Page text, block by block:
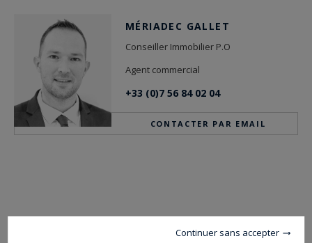
MÉRIADEC GALLET
Conseiller Immobilier P.O
Agent commercial
+33 (0)7 56 84 02 04
CONTACTER PAR EMAIL
Continuer sans accepter